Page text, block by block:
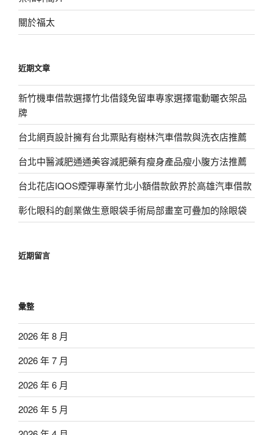
關於福太
近期文章
新竹機車借款選擇竹北借錢免留車專家選擇電動曬衣架品
牌
台北網頁設計擁有台北票貼有樹林汽車借款與洗衣店推薦
台北中醫減肥通通美容減肥藥有瘦身產品瘦小腹方法推薦
台北花店IQOS煙彈專業竹北小額借款飲界於高雄汽車借款
彰化眼科的創業做生意眼袋手術局部畫室可疊加的除眼袋
近期留言
彙整
2026 年 8 月
2026 年 7 月
2026 年 6 月
2026 年 5 月